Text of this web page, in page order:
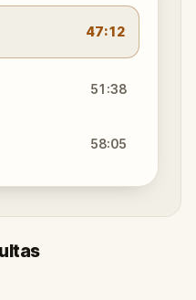
47:12
51:38
58:05